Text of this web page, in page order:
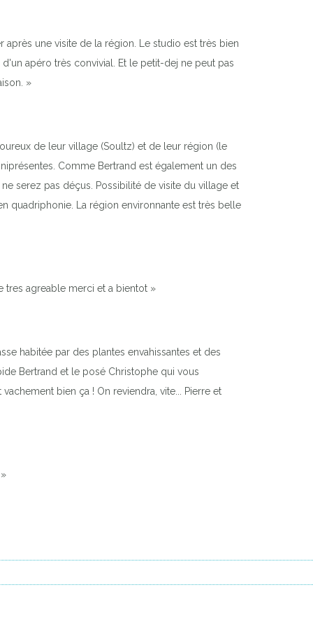
une visite de la région. Le studio est très bien
apéro très convivial. Et le petit-dej ne peut pas
»
de leur village (Soultz) et de leur région (le
Comme Bertrand est également un des
serez pas déçus. Possibilité de visite du village et
quadriphonie. La région environnante est très belle
agreable merci et a bientot »
habitée par des plantes envahissantes et des
Bertrand et le posé Christophe qui vous
bien ça ! On reviendra, vite... Pierre et